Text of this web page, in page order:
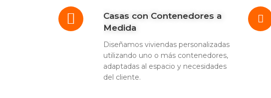
Casas con Contenedores a
Medida
Diseñamos viviendas personalizadas
utilizando uno o más contenedores,
adaptadas al espacio y necesidades
del cliente.